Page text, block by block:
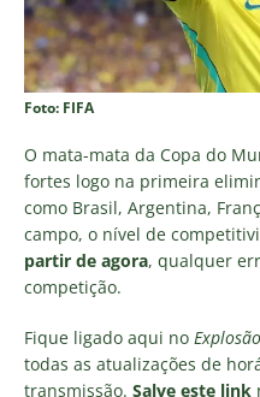
Foto: FIFA
O mata-mata da Copa do
fortes logo na primeira
como Brasil, Argentina,
campo, o nível de
partir de agora, qualquer
competição.
Fique ligado aqui no
todas as atualizações de
transmissão. Salve este link